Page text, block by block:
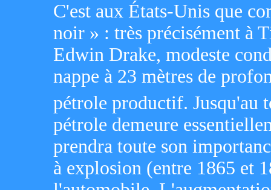
C'est aux États-Unis que
noir » : très précisément à
Edwin Drake, modeste
nappe à 23 mètres de
pétrole productif. Jusqu'au
pétrole demeure
prendra toute son
à explosion (entre 1865 et